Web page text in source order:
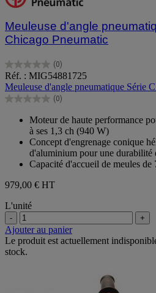
Meuleuse d'angle
Chicago Pneumatic
(0)
0.0
sur
5
étoiles.
Réf. : MIG54881725
Meuleuse d'angle pneumatique Série
(0)
0.0
étoiles.
Moteur de haute performance
à ses 1,3 ch (940 W)
Concept d'engrenage conique
d'aluminium pour une durabilité
Capacité d'accueil de meules
979,00 € HT
L'unité
- +
Ajouter au panier
Le produit est actuellement
stock.